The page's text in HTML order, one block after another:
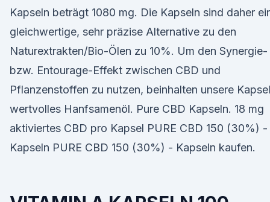
Kapseln beträgt 1080 mg. Die Kapseln sind daher
gleichwertige, sehr präzise Alternative zu den
Naturextrakten/Bio-Ölen zu 10%. Um den Synergie-
bzw. Entourage-Effekt zwischen CBD und
Pflanzenstoffen zu nutzen, beinhalten unsere
wertvolles Hanfsamenöl. Pure CBD Kapseln. 18 mg
aktiviertes CBD pro Kapsel PURE CBD 150 (30%) -
Kapseln PURE CBD 150 (30%) - Kapseln kaufen.